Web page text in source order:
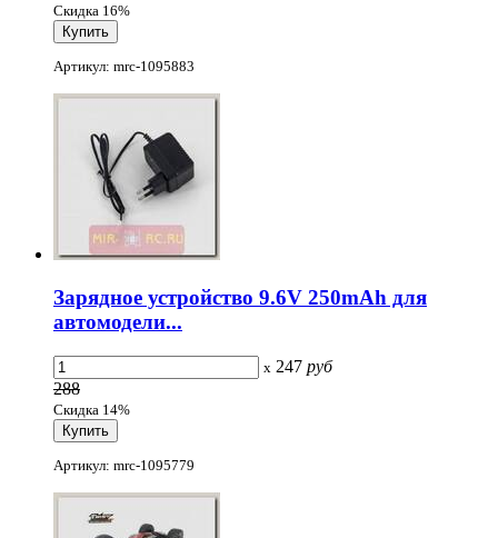
Скидка 16%
Артикул: mrc-1095883
Зарядное устройство 9.6V 250mAh для
автомодели...
x 247 руб
288
Скидка 14%
Артикул: mrc-1095779